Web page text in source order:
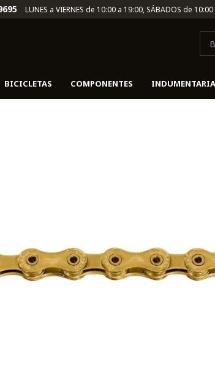
BICICLETAS COMPONENTES INDUMENTARIA
LUNES a VIERNES de 10:00 a 19:00, SÁBADOS de